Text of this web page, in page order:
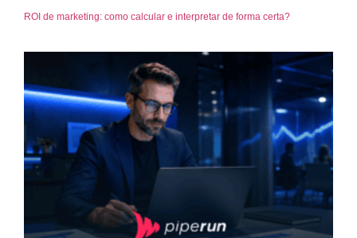
ROI de marketing: como calcular e interpretar de forma certa?